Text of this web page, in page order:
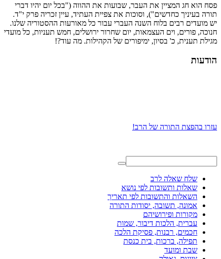
פסח הוא חג המציין את העבר, שבועות את ההווה ("בכל יום יהיו דברי
תורה בעיניך כחדשים"), וסוכות את צפיית העתיד, עיין זכריה פרק י"ד.
יש מועדים רבים בלוח השנה העברי עבור כל מאורעות ההסטוריה שלנו.
חנוכה, פורים, וים העצמאות, יום שחרור ירושלים, חמש תעניות, כל מועדי
מגילת תענית, כ' בסיון, ימיפורים של הקהילות. מה עוד?!
הודעות
עזרו בהפצת התורה של הרב!
שלח שאלה לרב
שאלות ותשובות לפי נושא
השאלות והתשובות לפי תאריך
אמונה, תשובה, יסודות התורה
מקורות ופירושיהם
עברית, הלכות דיבור, שמות
חכמים, רבנות, פסיקת הלכה
תפילה, ברכות, בית כנסת
שבת ומועד